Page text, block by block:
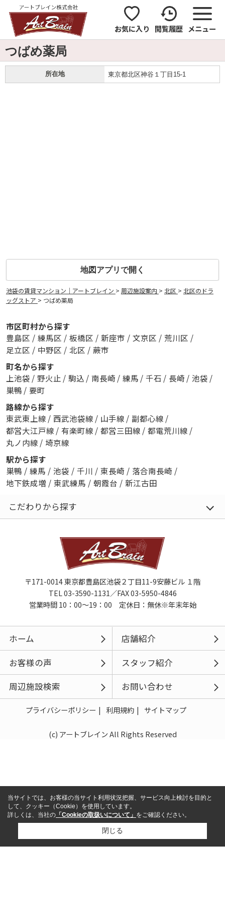
お気に入り 閲覧履歴 メニュー
つばめ薬局
所在地 東京都北区神谷１丁目15-1
地図アプリで開く
池袋の賃貸マンション｜アートブレイン > 周辺施設案内 > 北区 > 北区のドラ
ッグストア > つばめ薬局
市区町村から探す
豊島区 / 練馬区 / 板橋区 / 新座市 / 文京区 / 荒川区 /
足立区 / 中野区 / 北区 / 蕨市
町名から探す
上池袋 / 野火止 / 駒込 / 南長崎 / 練馬 / 千石 / 長崎 / 池袋 /
巣鴨 / 要町
路線から探す
東武東上線 / 西武池袋線 / 山手線 / 副都心線 /
都営大江戸線 / 有楽町線 / 都営三田線 / 都電荒川線 /
丸ノ内線 / 埼京線
駅から探す
巣鴨 / 練馬 / 池袋 / 千川 / 東長崎 / 落合南長崎 /
地下鉄成増 / 東武練馬 / 朝霞台 / 新江古田
こだわりから探す
〒171-0014 東京都豊島区池袋２丁目11-9安藤ビル １階
TEL 03-3590-1131／FAX 03-5950-4846
営業時間 10：00～19：00 定休日：無休※年末年始
ホーム
店舗紹介
お客様の声
スタッフ紹介
周辺施設検索
お問い合わせ
プライバシーポリシー 利用規約 サイトマップ
(c) アートブレイン All Rights Reserved
当サイトでは、お客様の当サイト利用状況把握、サービス向上検討を目的と
して、クッキー（Cookie）を使用しています。
詳しくは、当社の 「Cookieの取扱いについて」 をご確認ください。
閉じる